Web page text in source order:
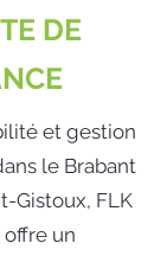
DE
et gestion
le Brabant
Gistoux, FLK
un